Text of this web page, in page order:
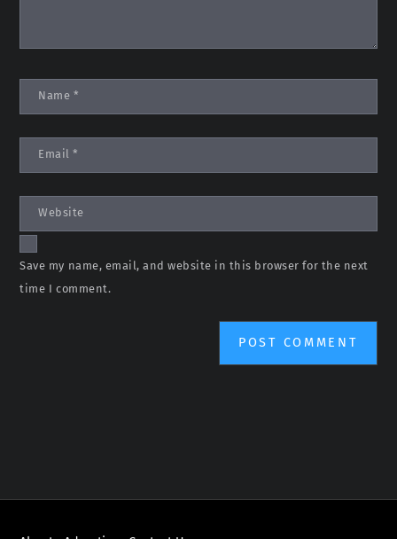
Name *
Email*
Website
Save my name, email, and website in this browser for the next
time I comment.